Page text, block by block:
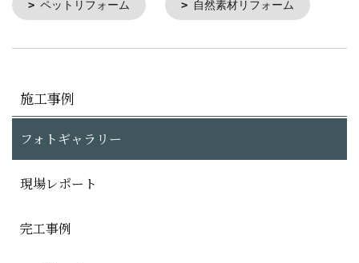
ペットリフォーム 自然素材リフォーム
施工事例
フォトギャラリー
現場レポート
完工事例